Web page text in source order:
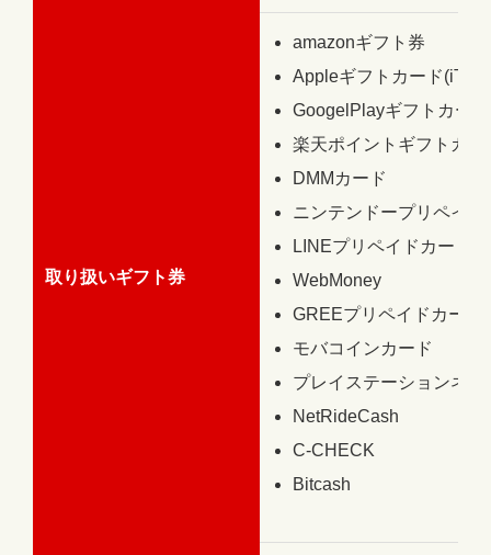
取り扱いギフト券
amazonギフト券
Appleギフトカード
GoogelPlayギフトカード
楽天ポイントギフトカー
DMMカード
ニンテンドープリペイド
LINEプリペイドカード
WebMoney
GREEプリペイドカード
モバコインカード
プレイステーションネ
NetRideCash
C-CHECK
Bitcash